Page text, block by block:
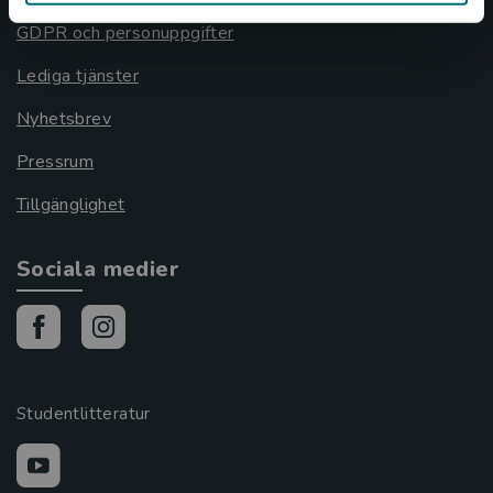
GDPR och personuppgifter
Lediga tjänster
Nyhetsbrev
Pressrum
Tillgänglighet
Sociala medier
Studentlitteratur